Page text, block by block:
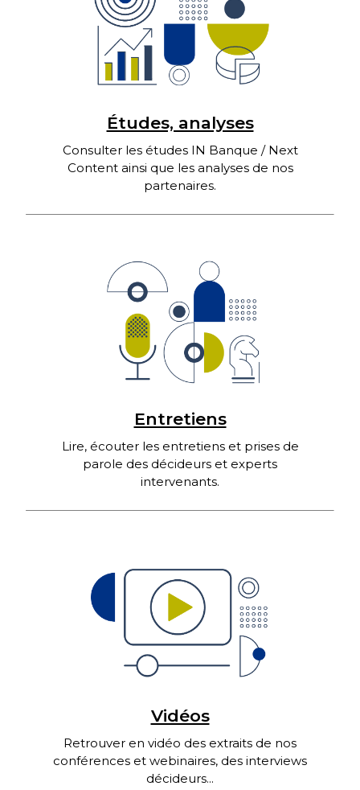
Études, analyses
Consulter les études IN Banque / Next
Content ainsi que les analyses de nos
partenaires.
Entretiens
Lire, écouter les entretiens et prises de
parole des décideurs et experts
intervenants.
Vidéos
Retrouver en vidéo des extraits de nos
conférences et webinaires, des interviews
décideurs...